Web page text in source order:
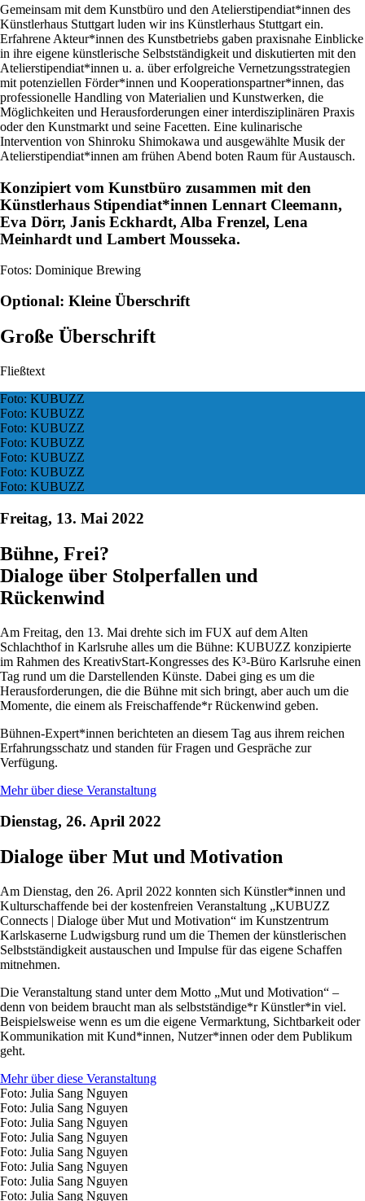
Gemeinsam mit dem Kunstbüro und den Atelierstipendiat*innen des
Künstlerhaus Stuttgart luden wir ins Künstlerhaus Stuttgart ein.
Erfahrene Akteur*innen des Kunstbetriebs gaben praxisnahe Einblicke
in ihre eigene künstlerische Selbstständigkeit und diskutierten mit den
Atelierstipendiat*innen u. a. über erfolgreiche Vernetzungsstrategien
mit potenziellen Förder*innen und Kooperationspartner*innen, das
professionelle Handling von Materialien und Kunstwerken, die
Möglichkeiten und Herausforderungen einer interdisziplinären Praxis
oder den Kunstmarkt und seine Facetten. Eine kulinarische
Intervention von Shinroku Shimokawa und ausgewählte Musik der
Atelierstipendiat*innen am frühen Abend boten Raum für Austausch.
Konzipiert vom Kunstbüro zusammen mit den
Künstlerhaus Stipendiat*innen Lennart Cleemann,
Eva Dörr, Janis Eckhardt, Alba Frenzel, Lena
Meinhardt und Lambert Mousseka.
Fotos: Dominique Brewing
Optional: Kleine Überschrift
Große Überschrift
Fließtext
Foto: KUBUZZ
Foto: KUBUZZ
Foto: KUBUZZ
Foto: KUBUZZ
Foto: KUBUZZ
Foto: KUBUZZ
Foto: KUBUZZ
Freitag, 13. Mai 2022
Bühne, Frei?
Dialoge über Stolperfallen und
Rückenwind
Am Freitag, den 13. Mai drehte sich im FUX auf dem Alten
Schlachthof in Karlsruhe alles um die Bühne: KUBUZZ konzipierte
im Rahmen des KreativStart-Kongresses des K³-Büro Karlsruhe einen
Tag rund um die Darstellenden Künste. Dabei ging es um die
Herausforderungen, die die Bühne mit sich bringt, aber auch um die
Momente, die einem als Freischaffende*r Rückenwind geben.
Bühnen-Expert*innen berichteten an diesem Tag aus ihrem reichen
Erfahrungsschatz und standen für Fragen und Gespräche zur
Verfügung.
Mehr über diese Veranstaltung
Dienstag, 26. April 2022
Dialoge über Mut und Motivation
Am Dienstag, den 26. April 2022 konnten sich Künstler*innen und
Kulturschaffende bei der kostenfreien Veranstaltung „KUBUZZ
Connects | Dialoge über Mut und Motivation“ im Kunstzentrum
Karlskaserne Ludwigsburg rund um die Themen der künstlerischen
Selbstständigkeit austauschen und Impulse für das eigene Schaffen
mitnehmen.
Die Veranstaltung stand unter dem Motto „Mut und Motivation“ –
denn von beidem braucht man als selbstständige*r Künstler*in viel.
Beispielsweise wenn es um die eigene Vermarktung, Sichtbarkeit oder
Kommunikation mit Kund*innen, Nutzer*innen oder dem Publikum
geht.
Mehr über diese Veranstaltung
Foto: Julia Sang Nguyen
Foto: Julia Sang Nguyen
Foto: Julia Sang Nguyen
Foto: Julia Sang Nguyen
Foto: Julia Sang Nguyen
Foto: Julia Sang Nguyen
Foto: Julia Sang Nguyen
Foto: Julia Sang Nguyen